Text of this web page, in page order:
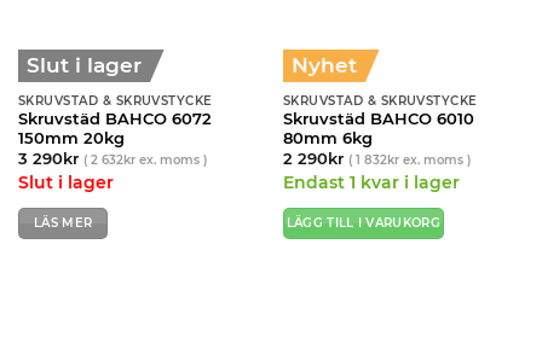
Slut i lager
SKRUVSTÄD & SKRUVSTYCKE
Skruvstäd BAHCO 6072
150mm 20kg
3 290kr ( 2 632krex. moms )
Slut i lager
LÄS MER
Nyhet
SKRUVSTÄD & SKRUVSTYCKE
Skruvstäd BAHCO 6010
80mm 6kg
2 290kr ( 1 832krex. moms )
Endast 1 kvar i lager
LÄGG TILL I VARUKORG